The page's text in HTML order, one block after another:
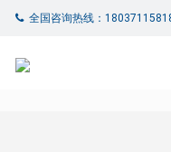
全国咨询热线：